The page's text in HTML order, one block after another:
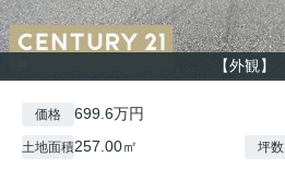
【外観】
価格 699.6万円
土地面積257.00㎡ 坪数